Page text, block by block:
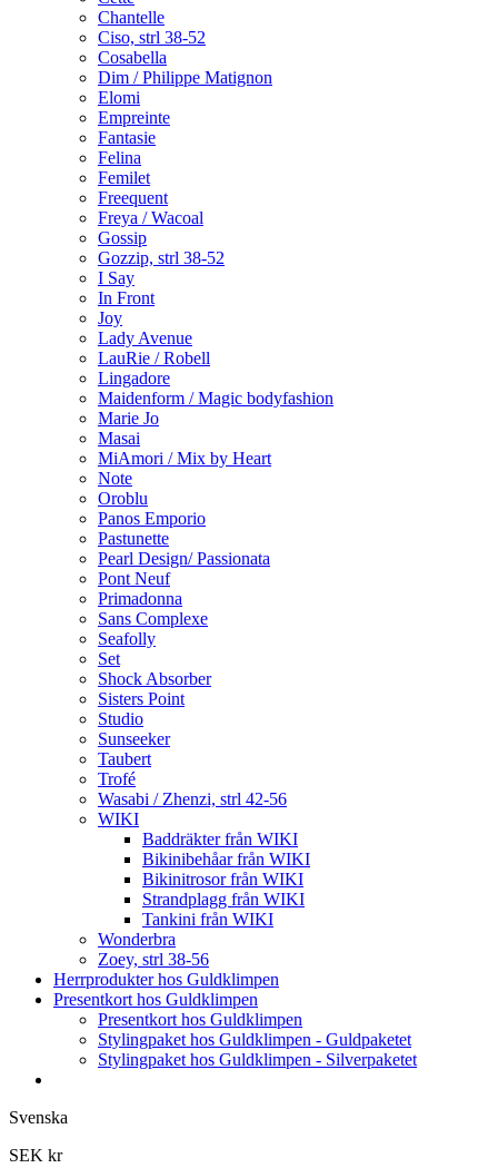
Chantelle
Ciso, strl 38-52
Cosabella
Dim / Philippe Matignon
Elomi
Empreinte
Fantasie
Felina
Femilet
Freequent
Freya / Wacoal
Gossip
Gozzip, strl 38-52
I Say
In Front
Joy
Lady Avenue
LauRie / Robell
Lingadore
Maidenform / Magic bodyfashion
Marie Jo
Masai
MiAmori / Mix by Heart
Note
Oroblu
Panos Emporio
Pastunette
Pearl Design/ Passionata
Pont Neuf
Primadonna
Sans Complexe
Seafolly
Set
Shock Absorber
Sisters Point
Studio
Sunseeker
Taubert
Trofé
Wasabi / Zhenzi, strl 42-56
WIKI
Baddräkter från WIKI
Bikinibehåar från WIKI
Bikinitrosor från WIKI
Strandplagg från WIKI
Tankini från WIKI
Wonderbra
Zoey, strl 38-56
Herrprodukter hos Guldklimpen
Presentkort hos Guldklimpen
Presentkort hos Guldklimpen
Stylingpaket hos Guldklimpen - Guldpaketet
Stylingpaket hos Guldklimpen - Silverpaketet
Svenska
SEK kr